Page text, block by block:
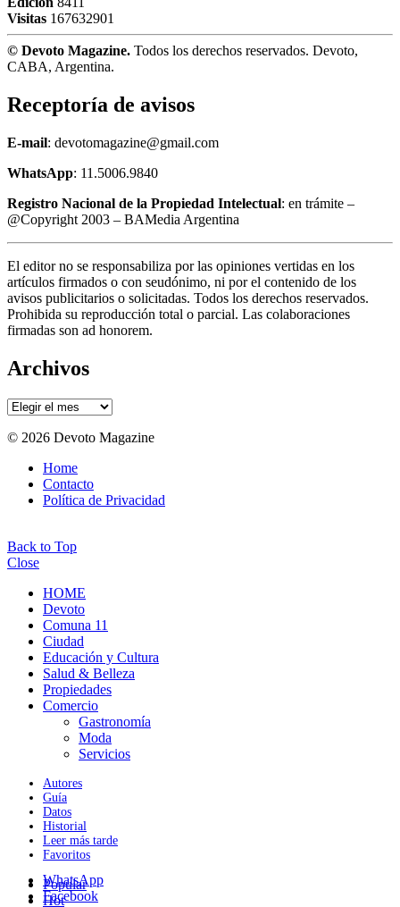
Visitas 167632901
© Devoto Magazine. Todos los derechos reservados. Devoto,
CABA, Argentina.
Receptoría de avisos
E-mail: devotomagazine@gmail.com
WhatsApp: 11.5006.9840
Registro Nacional de la Propiedad Intelectual: en trámite –
@Copyright 2003 – BAMedia Argentina
El editor no se responsabiliza por las opiniones vertidas en los
artículos firmados o con seudónimo, ni por el contenido de los
avisos publicitarios o solicitadas. Todos los derechos reservados.
Prohibida su reproducción total o parcial. Las colaboraciones
firmadas son ad honorem.
Archivos
Archivos
© 2026 Devoto Magazine
Home
Contacto
Política de Privacidad
Back to Top
Close
HOME
Devoto
Comuna 11
Ciudad
Educación y Cultura
Salud & Belleza
Propiedades
Comercio
Gastronomía
Moda
Servicios
Autores
Guía
Datos
Historial
Leer más tarde
Favoritos
Popular
Hot
WhatsApp
Facebook